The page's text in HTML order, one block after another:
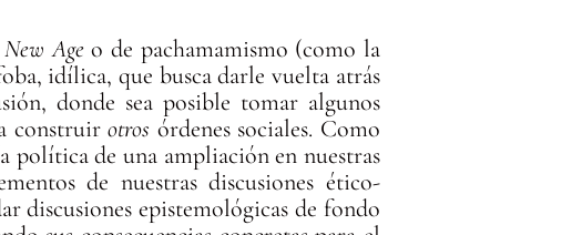
New Ageo de pachamamismo (como la
idílica, que busca darle vuelta atrás
donde sea posible tomar algunos
construirotros órdenes sociales. Como
política de una ampliación en nuestras
de nuestras discusiones ético-
discusiones epistemológicas de fondo